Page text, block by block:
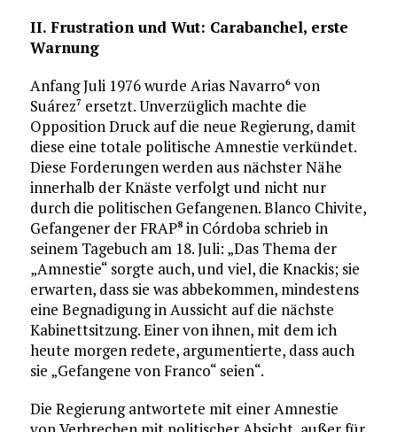
II. Frustration und Wut: Carabanchel, erste
Warnung
Anfang Juli 1976 wurde Arias Navarro6von
Suárez7ersetzt. Unverzüglich machte die
Opposition Druck auf die neue Regierung, damit
diese eine totale politische Amnestie verkündet.
Diese Forderungen werden aus nächster Nähe
innerhalb der Knäste verfolgt und nicht nur
durch die politischen Gefangenen. Blanco Chivite,
Gefangener der FRAP8in Córdoba schrieb in
seinem Tagebuch am 18. Juli: „Das Thema der
„Amnestie“ sorgte auch, und viel, die Knackis; sie
erwarten, dass sie was abbekommen, mindestens
eine Begnadigung in Aussicht auf die nächste
Kabinettsitzung. Einer von ihnen, mit dem ich
heute morgen redete, argumentierte, dass auch
sie „Gefangene von Franco“ seien“.
Die Regierung antwortete mit einer Amnestie